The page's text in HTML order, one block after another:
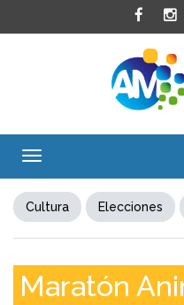
Toggle
Cultura Elecciones
Maratón